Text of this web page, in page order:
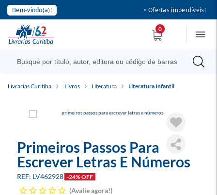
Bem-vindo(a)! • Ofertas imperdíveis!
0
Livrarias Curitiba Livros Literatura Literatura Infantil
Primeiros Passos Para
Escrever Letras E Números
LV462928 -24% OFF
Avalie agora!